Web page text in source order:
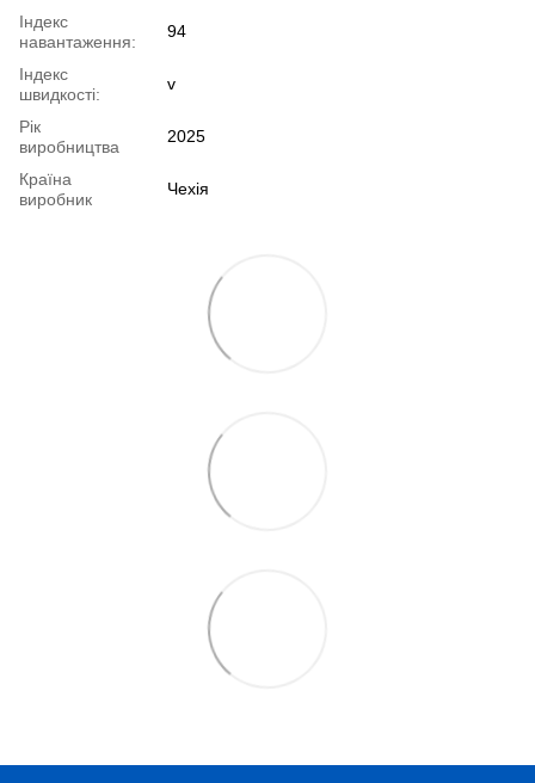
Індекс
навантаження:
94
Індекс
швидкості:
v
Рік
виробництва
2025
Країна
виробник
Чехія